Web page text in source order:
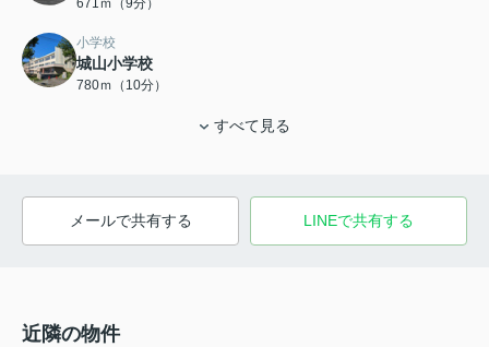
671ｍ（9分）
小学校
城山小学校
780ｍ（10分）
すべて見る
メールで共有する LINEで共有する
近隣の物件